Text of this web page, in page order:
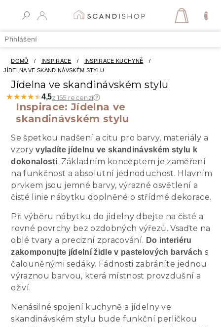
Přihlášení
DOMŮ / INSPIRACE / INSPIRACE KUCHYNĚ
/
JÍDELNA VE SKANDINÁVSKÉM STYLU
Jídelna ve skandinávském stylu
★★★★★
★★★★★4,5z 155 recenzí
Inspirace: Jídelna ve
skandinávském stylu
Se špetkou nadšení a citu pro barvy, materiály a
vzoryvyladíte jídelnu ve skandinávském stylu k
dokonalosti. Základním konceptem je zaměření
na funkčnost a absolutní jednoduchost. Hlavním
prvkem jsou jemné barvy, výrazné osvětlení a
čisté linie nábytku doplněné o střídmé dekorace.
Při výběru nábytku do jídelny dbejte na čisté a
rovné povrchy bez ozdobných výřezů. Vsaďte na
oblé tvary a precizní zpracování. Do interiéru
zakomponujte jídelní židle v pastelových barvách s
čalouněnými sedáky. Fádnosti zabráníte jednou
výraznou barvou, která místnost provzdušní a
oživí.
Nenásilné spojení kuchyně a jídelny ve
skandinávském stylu bude funkční perličkou